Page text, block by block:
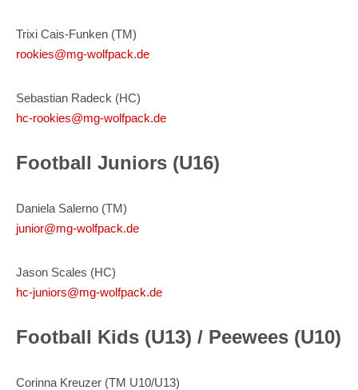
Trixi Cais-Funken (TM)
rookies@mg-wolfpack.de
Sebastian Radeck (HC)
hc-rookies@mg-wolfpack.de
Football Juniors (U16)
Daniela Salerno (TM)
junior@mg-wolfpack.de
Jason Scales (HC)
hc-juniors@mg-wolfpack.de
Football Kids (U13) / Peewees (U10)
Corinna Kreuzer (TM U10/U13)